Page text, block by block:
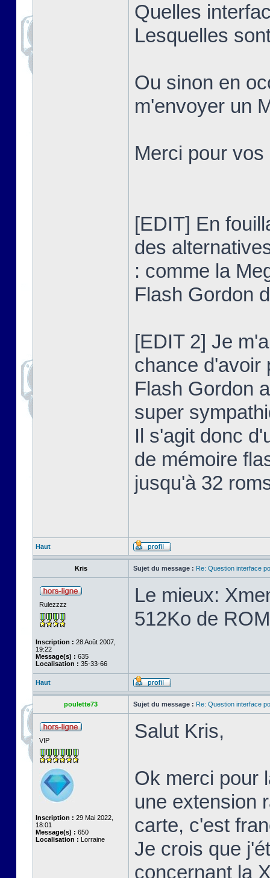
Quelles
Lesquelles
Ou sinon en
m'envoyer un
Merci pour
[EDIT] En
des
: comme la
Flash Gordon
[EDIT 2] Je
chance d'avoir
Flash Gordon
super
Il s'agit donc
de mémoire
jusqu'à 32
Haut
Kris Sujet du message : Re: Question interface
Rulezzzz
Inscription : 28 Août 2007,
19:22
Message(s) : 635
Localisation : 35-33-66
Le mieux:
512Ko de
Haut
poulette73 Sujet du message : Re: Question interface
VIP
Inscription : 29 Mai 2022,
18:01
Message(s) : 650
Localisation : Lorraine
Salut Kris,
Ok merci pour
une extension
carte, c'est
Je crois que
concernant la